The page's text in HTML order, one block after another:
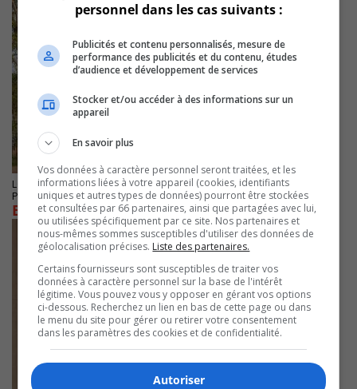
LONGUEUIL
Publié le 30 Décembre 2024 à 10h00
Bilan de l’actualité du mois de JUILLET 2024
personnel dans les cas suivants :
Publicités et contenu personnalisés, mesure de
performance des publicités et du contenu, études
d’audience et développement de services
Stocker et/ou accéder à des informations sur un
appareil
En savoir plus
Vos données à caractère personnel seront traitées, et les
informations liées à votre appareil (cookies, identifiants
uniques et autres types de données) pourront être stockées
et consultées par 66 partenaires, ainsi que partagées avec lui,
ou utilisées spécifiquement par ce site. Nos partenaires et
nous-mêmes sommes susceptibles d'utiliser des données de
géolocalisation précises. Liste des partenaires.
Certains fournisseurs sont susceptibles de traiter vos
données à caractère personnel sur la base de l'intérêt
légitime. Vous pouvez vous y opposer en gérant vos options
ci-dessous. Recherchez un lien en bas de cette page ou dans
le menu du site pour gérer ou retirer votre consentement
dans les paramètres des cookies et de confidentialité.
Autoriser